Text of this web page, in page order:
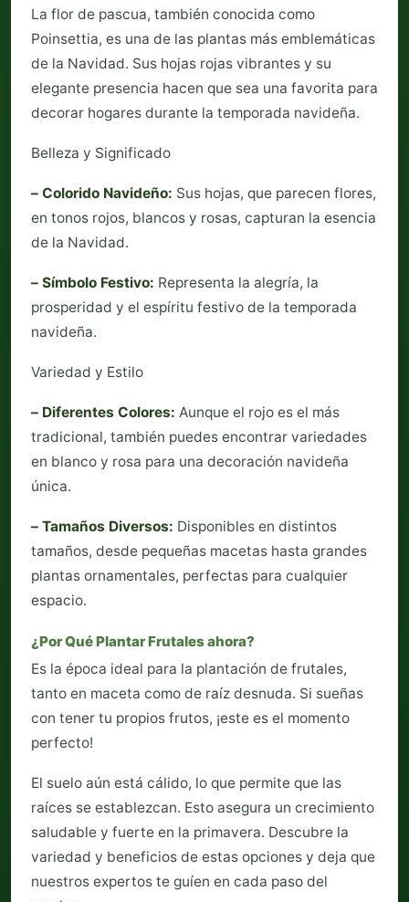
La flor de pascua, también conocida como
Poinsettia, es una de las plantas más emblemáticas
de la Navidad. Sus hojas rojas vibrantes y su
elegante presencia hacen que sea una favorita para
decorar hogares durante la temporada navideña.
Belleza y Significado
– Colorido Navideño: Sus hojas, que parecen flores,
en tonos rojos, blancos y rosas, capturan la esencia
de la Navidad.
– Símbolo Festivo: Representa la alegría, la
prosperidad y el espíritu festivo de la temporada
navideña.
Variedad y Estilo
– Diferentes Colores: Aunque el rojo es el más
tradicional, también puedes encontrar variedades
en blanco y rosa para una decoración navideña
única.
– Tamaños Diversos: Disponibles en distintos
tamaños, desde pequeñas macetas hasta grandes
plantas ornamentales, perfectas para cualquier
espacio.
¿Por Qué Plantar Frutales ahora?
Es la época ideal para la plantación de frutales,
tanto en maceta como de raíz desnuda. Si sueñas
con tener tu propios frutos, ¡este es el momento
perfecto!
El suelo aún está cálido, lo que permite que las
raíces se establezcan. Esto asegura un crecimiento
saludable y fuerte en la primavera. Descubre la
variedad y beneficios de estas opciones y deja que
nuestros expertos te guíen en cada paso del